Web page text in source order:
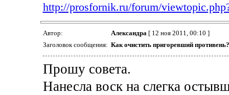
http://prosfornik.ru/forum/
Автор: Александра[ 12 ноя 2011, 00:10 ]
Заголовок сообщения: Как очистить пригоревший противень?
Прошу совета.
Нанесла воск на слегка